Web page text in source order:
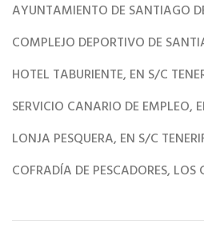
AYUNTAMIENTO DE SANTIAGO
COMPLEJO DEPORTIVO DE
HOTEL TABURIENTE, EN S/C
SERVICIO CANARIO DE EMPLEO,
LONJA PESQUERA, EN S/C
COFRADÍA DE PESCADORES, LOS